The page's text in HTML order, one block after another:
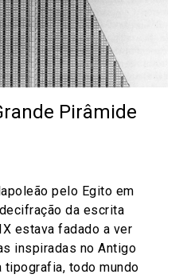
Pirâmide
pelo Egito em
da escrita
estava fadado a ver
inspiradas no Antigo
tipografia, todo mundo